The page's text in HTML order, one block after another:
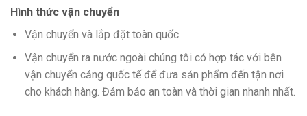
Hình thức vận chuyển
Vận chuyển và lắp đặt toàn quốc.
Vận chuyển ra nước ngoài chúng tôi có hợp tác với bên
vận chuyển cảng quốc tế để đưa sản phẩm đến tận nơi
cho khách hàng. Đảm bảo an toàn và thời gian nhanh nhất.